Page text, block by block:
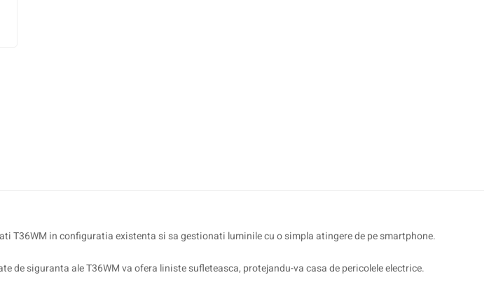
T36WM in configuratia existenta si sa gestionati luminile cu o simpla atingere de pe smartphone.
siguranta ale T36WM va ofera liniste sufleteasca, protejandu-va casa de pericolele electrice.